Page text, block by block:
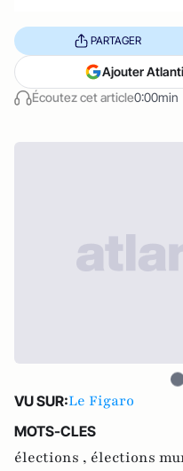
Écoutez cet article0:00min
PARTAGER
Ajouter
VU SUR:Le Figaro
MOTS-CLES
élections , élections